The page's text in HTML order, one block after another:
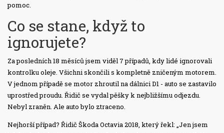
pomoc.
Co se stane, když to
ignorujete?
Za posledních 18 měsíců jsem viděl 7 případů, kdy lidé ignorovali
kontrolku oleje. Všichni skončili s kompletně zničeným motorem.
V jednom případě se motor zhroutil na dálnici D1 - auto se zastavilo
uprostřed proudu. Řidič se vydal pěšky k nejbližšímu odjezdu.
Nebyl zraněn. Ale auto bylo ztraceno.
Nejhorší případ? Řidič Škoda Octavia 2018, který řekl: „Jen jsem